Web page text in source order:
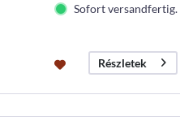
Sofort versandfertig.
Részletek